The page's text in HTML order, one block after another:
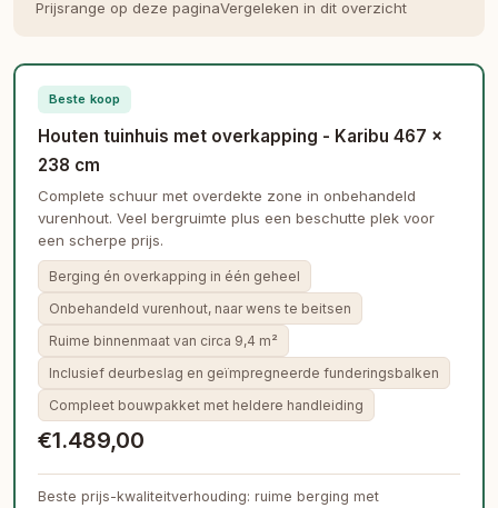
Prijsrange op deze paginaVergeleken in dit overzicht
Beste koop
Houten tuinhuis met overkapping - Karibu 467 ×
238 cm
Complete schuur met overdekte zone in onbehandeld
vurenhout. Veel bergruimte plus een beschutte plek voor
een scherpe prijs.
Berging én overkapping in één geheel
Onbehandeld vurenhout, naar wens te beitsen
Ruime binnenmaat van circa 9,4 m²
Inclusief deurbeslag en geïmpregneerde funderingsbalken
Compleet bouwpakket met heldere handleiding
€1.489,00
Beste prijs-kwaliteitverhouding: ruime berging met